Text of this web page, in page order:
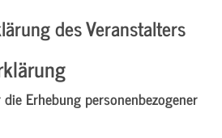
des Veranstalters
Erhebung personenbezogener